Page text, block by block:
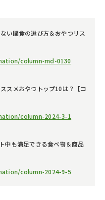
い間食の選び方＆おやつリス
column-md-0130
スメおやつトップ10は？【コ
column-2024-3-1
中も満足できる食べ物＆商品
column-2024-9-5